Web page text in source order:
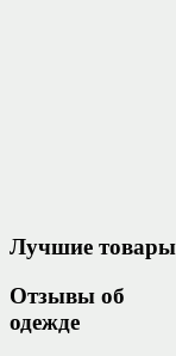
Лучшие товары
Отзывы об
одежде